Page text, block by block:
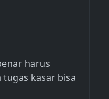
harus
kasar bisa